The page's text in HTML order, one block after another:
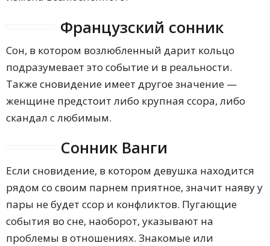
Французский сонник
Сон, в котором возлюбленный дарит кольцо
подразумевает это событие и в реальности.
Также сновидение имеет другое значение —
женщине предстоит либо крупная ссора, либо
скандал с любимым.
Сонник Ванги
Если сновидение, в котором девушка находится
рядом со своим парнем приятное, значит наяву у
пары не будет ссор и конфликтов. Пугающие
события во сне, наоборот, указывают на
проблемы в отношениях. Знакомые или